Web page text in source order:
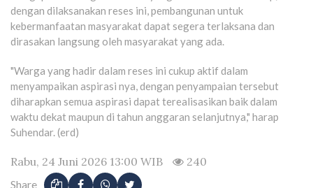
dengan dilaksanakan reses ini, pembangunan untuk
kebermanfaatan masyarakat dapat segera terlaksana dan
dirasakan langsung oleh masyarakat yang ada.
"Warga yang hadir dalam reses ini cukup aktif dalam
menyampaikan aspirasi nya, dengan penyampaian tersebut
diharapkan semua aspirasi dapat terealisasikan baik dalam
waktu dekat maupun di tahun anggaran selanjutnya," harap
Suhendar. (erd)
Rabu, 24 Juni 2026 13:00 WIB 240
Share